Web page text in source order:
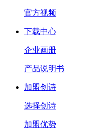
官方视频
下载中心
企业画册
产品说明书
加盟创诗
选择创诗
加盟优势